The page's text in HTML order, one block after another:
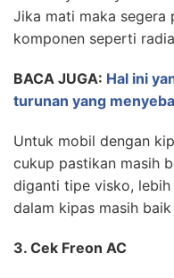
Jika mati maka segera
komponen seperti
BACA JUGA: Hal ini
turunan yang
Untuk mobil dengan
cukup pastikan masih
diganti tipe visko,
dalam kipas masih
3. Cek Freon AC